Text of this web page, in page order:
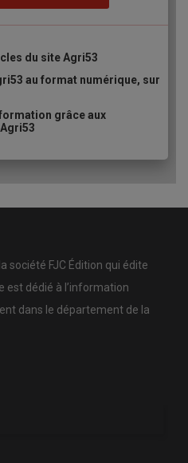
du site Agri53
au format numérique, sur
grâce aux
société FJC Édition qui édite
est dédié à l’information
dans le département de la